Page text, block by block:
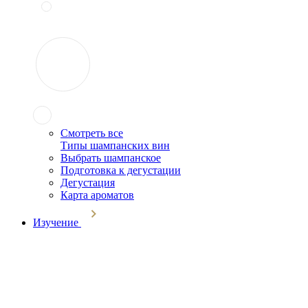
Смотреть все
Типы шампанских вин
Выбрать шампанское
Подготовка к дегустации
Дегустация
Карта ароматов
Изучение